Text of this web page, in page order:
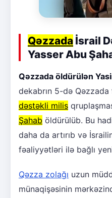
Qəzzada İsrail
Yasser Abu
Qəzzada öldürülən
dekabrın 5-də
dəstəkli milis
Şahab öldürülüb. Bu
daha da artırıb və
fəaliyyətləri ilə bağlı
Qəzza zolağı uzun
münaqişəsinin